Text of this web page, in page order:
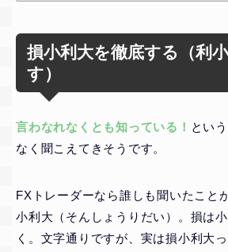
損小利大を徹底する（利
す）
言わなれなくとも知っている！ とい
なく聞こえてきそうです。
FXトレーダーなら誰しも聞いたこと
小利大（そんしょうりだい）。損は
く。文字通りですが、実は損小利大